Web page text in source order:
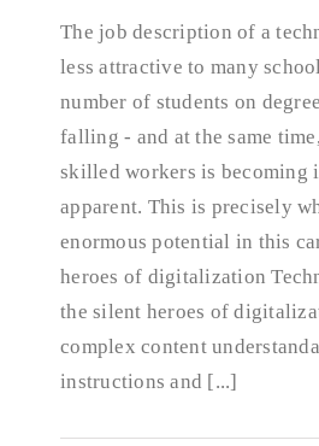
Ich werde Technischer
The job description of a
less attractive to many
number of students on
falling - and at the same
skilled workers is becoming
apparent. This is precisely
enormous potential in this
heroes of digitalization
the silent heroes of
complex content
instructions and [...]